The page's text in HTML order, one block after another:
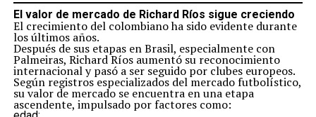
El valor de mercado de Richard Ríos sigue creciendo
El crecimiento del colombiano ha sido evidente durante
los últimos años.
Después de sus etapas en Brasil, especialmente con
Palmeiras, Richard Ríos aumentó su reconocimiento
internacional y pasó a ser seguido por clubes europeos.
Según registros especializados del mercado futbolístico,
su valor de mercado se encuentra en una etapa
ascendente, impulsado por factores como: